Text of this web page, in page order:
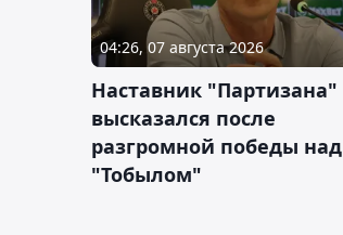
04:26, 07 августа 2026
Наставник "Партизана"
высказался после
разгромной победы над
"Тобылом"